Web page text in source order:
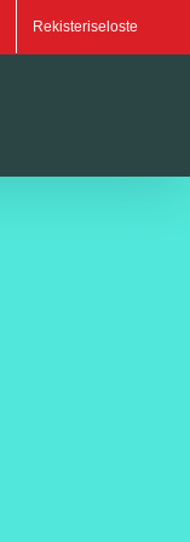
Rekisteriseloste